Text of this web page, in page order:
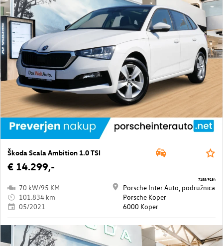
Škoda Scala Ambition 1.0 TSI
€ 14.299,-
70 kW/95 KM
101.834 km
05/2021
Porsche Inter Auto, podružnica
Porsche Koper
6000 Koper
7155/9184